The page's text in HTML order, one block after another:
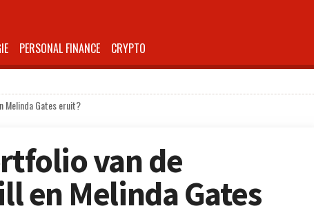
PERSONAL FINANCE CRYPTO
Melinda Gates eruit?
van de
en Melinda Gates